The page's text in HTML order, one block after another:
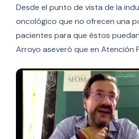
Desde el punto de vista de la
oncológico que no ofrecen una
pacientes para que éstos
Arroyo aseveró que en Atención